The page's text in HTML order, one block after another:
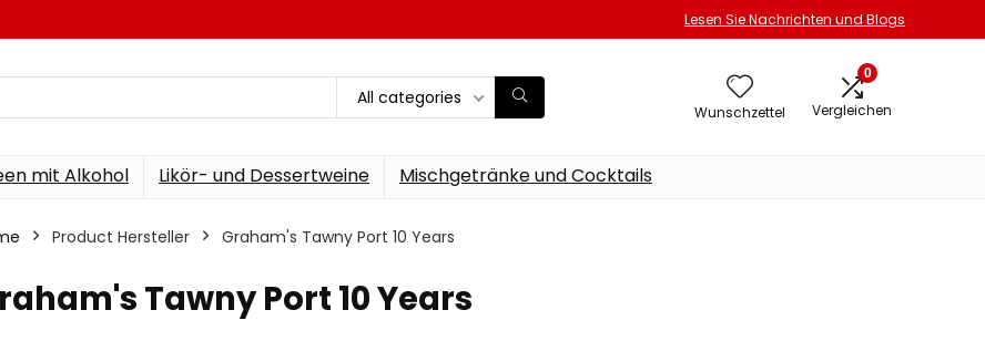
Lesen Sie Nachrichten und Blogs
All categories
Wunschzettel
0
Vergleichen
mit Alkohol Likör- und Dessertweine Mischgetränke und Cocktails
Product Hersteller ‎Graham's Tawny Port 10 Years
Tawny Port 10 Years